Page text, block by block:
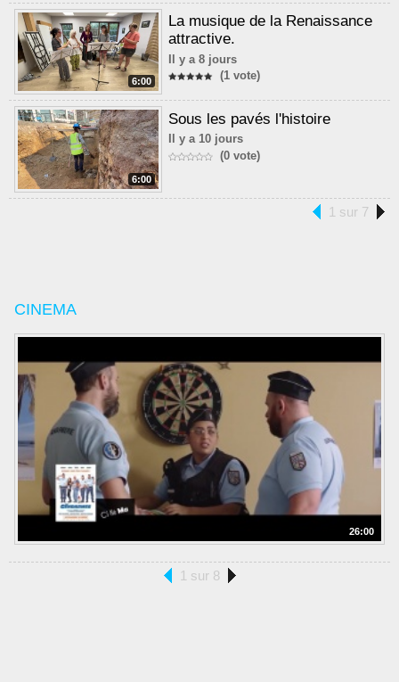
6:00
La musique de la Renaissance
attractive.
Il y a 8 jours
(1 vote)
6:00
Sous les pavés l'histoire
Il y a 10 jours
(0 vote)
1 sur 7
CINEMA
26:00
1 sur 8